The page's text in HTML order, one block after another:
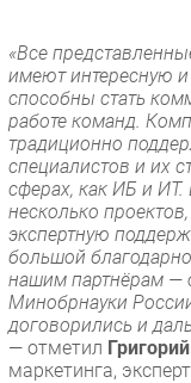
Интервью
Мероприятия
Проекты
IT класс
Тестовый стенд
Каталог
«Все
имеют интересную
способны стать
работе команд.
традиционно
специалистов и их
сферах, как ИБ и
несколько
экспертную
большой
нашим партнёрам —
Минобрнауки
договорились и
— отметил
маркетинга,